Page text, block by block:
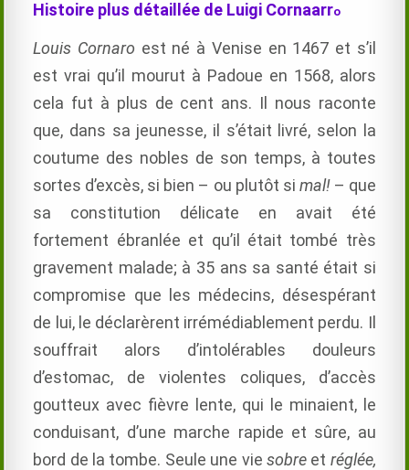
Histoire plus détaillée de Luigi Cornaarro
Louis Cornaro est né à Venise en 1467 et s’il
est vrai qu’il mourut à Padoue en 1568, alors
cela fut à plus de cent ans. Il nous raconte
que, dans sa jeunesse, il s’était livré, selon la
coutume des nobles de son temps, à toutes
sortes d’excès, si bien – ou plutôt si mal!– que
sa constitution délicate en avait été
fortement ébranlée et qu’il était tombé très
gravement malade; à 35 ans sa santé était si
compromise que les médecins, désespérant
de lui, le déclarèrent irrémédiablement perdu. Il
souffrait alors d’intolérables douleurs
d’estomac, de violentes coliques, d’accès
goutteux avec fièvre lente, qui le minaient, le
conduisant, d’une marche rapide et sûre, au
bord de la tombe. Seule une vie sobre et réglée,